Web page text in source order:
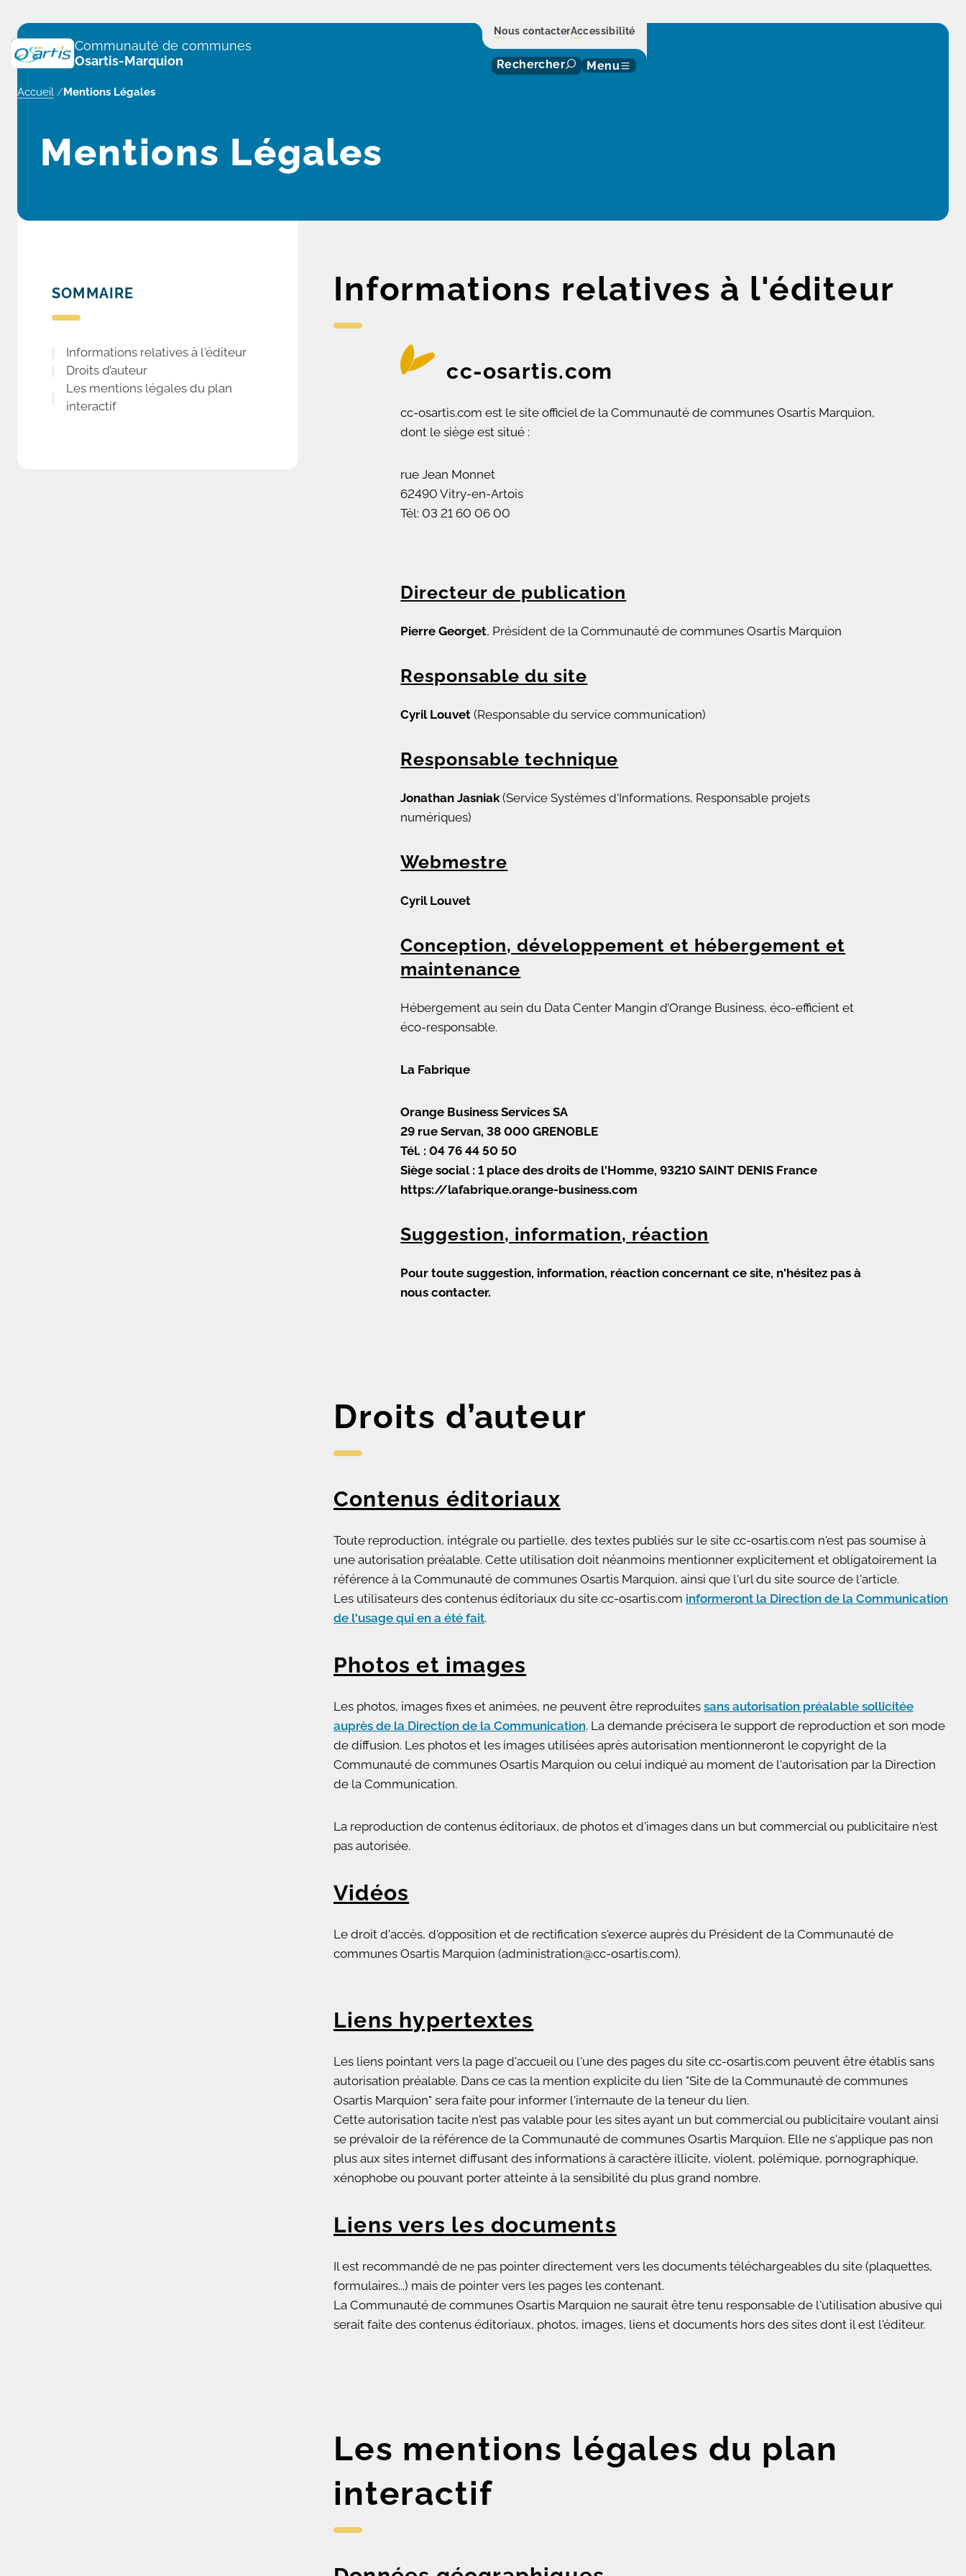
Communauté de communes
Osartis-Marquion
Nous contacterAccessibilité
Rechercher Menu
Accueil /Mentions Légales
Mentions Légales
SOMMAIRE
Informations relatives à l'éditeur
Droits d’auteur
Les mentions légales du plan
interactif
Informations relatives à l'éditeur
cc-osartis.com
cc-osartis.com est le site officiel de la Communauté de communes Osartis Marquion,
dont le siège est situé :
rue Jean Monnet
62490 Vitry-en-Artois
Tél: 03 21 60 06 00
Directeur de publication
Pierre Georget, Président de la Communauté de communes Osartis Marquion
Responsable du site
Cyril Louvet (Responsable du service communication)
Responsable technique
Jonathan Jasniak (Service Systèmes d'Informations, Responsable projets
numériques)
Webmestre
Cyril Louvet
Conception, développement et hébergement et
maintenance
Hébergement au sein du Data Center Mangin d’Orange Business, éco-efficient et
éco-responsable.
La Fabrique
Orange Business Services SA
29 rue Servan, 38 000 GRENOBLE
Tél. : 04 76 44 50 50
Siège social : 1 place des droits de l'Homme, 93210 SAINT DENIS France
https://lafabrique.orange-business.com
Suggestion, information, réaction
Pour toute suggestion, information, réaction concernant ce site, n'hésitez pas à
nous contacter.
Droits d’auteur
Contenus éditoriaux
Toute reproduction, intégrale ou partielle, des textes publiés sur le site cc-osartis.com n'est pas soumise à
une autorisation préalable. Cette utilisation doit néanmoins mentionner explicitement et obligatoirement la
référence à la Communauté de communes Osartis Marquion, ainsi que l'url du site source de l'article.
Les utilisateurs des contenus éditoriaux du site cc-osartis.com informeront la Direction de la Communication
de l'usage qui en a été fait.
Photos et images
Les photos, images fixes et animées, ne peuvent être reproduites sans autorisation préalable sollicitée
auprès de la Direction de la Communication. La demande précisera le support de reproduction et son mode
de diffusion. Les photos et les images utilisées après autorisation mentionneront le copyright de la
Communauté de communes Osartis Marquion ou celui indiqué au moment de l'autorisation par la Direction
de la Communication.
La reproduction de contenus éditoriaux, de photos et d'images dans un but commercial ou publicitaire n'est
pas autorisée.
Vidéos
Le droit d'accès, d'opposition et de rectification s'exerce auprès du Président de la Communauté de
communes Osartis Marquion (administration@cc-osartis.com).
Liens hypertextes
Les liens pointant vers la page d'accueil ou l'une des pages du site cc-osartis.com peuvent être établis sans
autorisation préalable. Dans ce cas la mention explicite du lien "Site de la Communauté de communes
Osartis Marquion" sera faite pour informer l'internaute de la teneur du lien.
Cette autorisation tacite n'est pas valable pour les sites ayant un but commercial ou publicitaire voulant ainsi
se prévaloir de la référence de la Communauté de communes Osartis Marquion. Elle ne s'applique pas non
plus aux sites internet diffusant des informations à caractère illicite, violent, polémique, pornographique,
xénophobe ou pouvant porter atteinte à la sensibilité du plus grand nombre.
Liens vers les documents
Il est recommandé de ne pas pointer directement vers les documents téléchargeables du site (plaquettes,
formulaires...) mais de pointer vers les pages les contenant.
La Communauté de communes Osartis Marquion ne saurait être tenu responsable de l'utilisation abusive qui
serait faite des contenus éditoriaux, photos, images, liens et documents hors des sites dont il est l'éditeur.
Les mentions légales du plan
interactif